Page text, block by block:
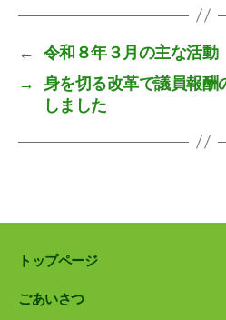
←
令和８年３月の主な活動
→
身を切る改革で議員報酬
しました
トップページ
ごあいさつ